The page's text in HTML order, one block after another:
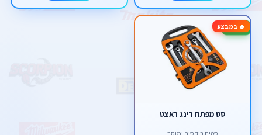
🔥 במבצע-25%
סט מפתח רינג ראצט